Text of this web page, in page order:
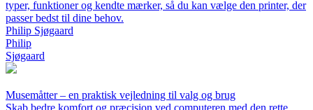
typer, funktioner og kendte mærker, så du kan vælge den printer, der
passer bedst til dine behov.
Philip Sjøgaard
Philip
Sjøgaard
Musemåtter – en praktisk vejledning til valg og brug